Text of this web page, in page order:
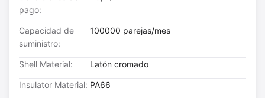
pago:
Capacidad de
suministro:
100000 parejas/mes
Shell Material: Latón cromado
Insulator Material: PA66